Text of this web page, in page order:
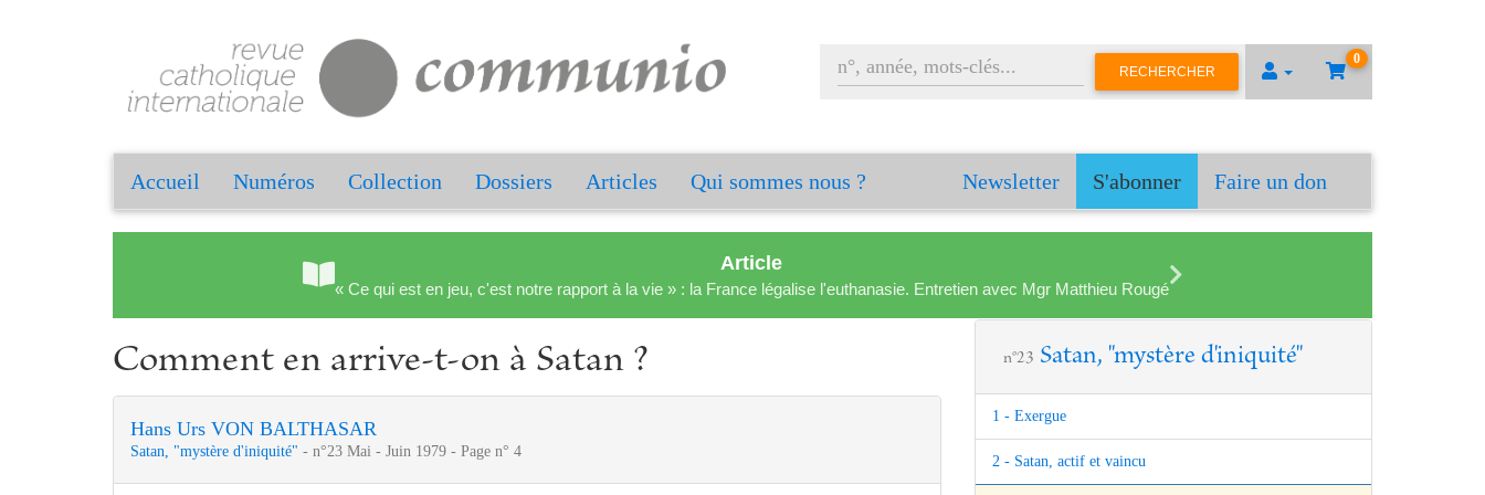
0
RECHERCHER
Accueil Numéros Collection Dossiers Articles Qui sommes nous ? Newsletter S'abonner Faire un don
Article
« Ce qui est en jeu, c'est notre rapport à la vie » : la France légalise l'euthanasie. Entretien avec Mgr Matthieu Rougé
Comment en arrive-t-on à Satan ?
Hans Urs VON BALTHASAR
Satan, "mystère d'iniquité" - n°23 Mai - Juin 1979 - Page n° 4
n°23 Satan, "mystère d'iniquité"
1 - Exergue
2 - Satan, actif et vaincu